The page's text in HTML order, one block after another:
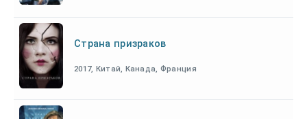
Страна призраков
2017, Китай, Канада, Франция